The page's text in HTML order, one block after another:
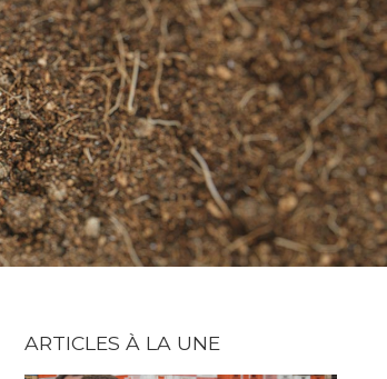
ARTICLES À LA UNE